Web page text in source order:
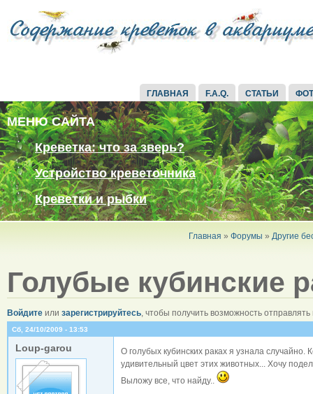
ГЛАВНАЯ F.A.Q. СТАТЬИ
МЕНЮ САЙТА
Креветка: что за зверь?
Устройство креветочника
Креветки и рыбки
Главная » Форумы » Другие
Голубые кубинские
Войдите или зарегистрируйтесь, чтобы получить возможность
Сб, 24/10/2009 - 13:53
Loup-garou
О голубых кубинских раках я узнала
удивительный цвет этих животных... Хочу
Выложу все, что найду..